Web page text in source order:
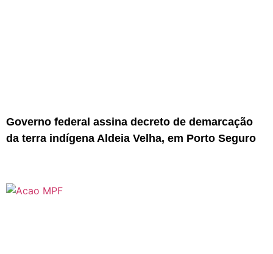
Governo federal assina decreto de demarcação
da terra indígena Aldeia Velha, em Porto Seguro